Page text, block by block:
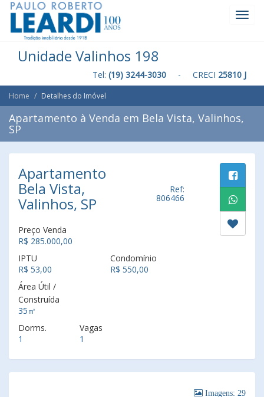
Unidade Valinhos 198
Tel: (19) 3244-3030 - CRECI 25810 J
Home Detalhes do Imóvel
Apartamento à Venda em Bela Vista, Valinhos,
SP
Apartamento
Bela Vista,
Valinhos, SP
Ref:
806466
Preço Venda
R$ 285.000,00
IPTU
R$ 53,00
Condomínio
R$ 550,00
Área Útil /
Construída
35㎡
Dorms.
1
Vagas
1
Imagens: 29